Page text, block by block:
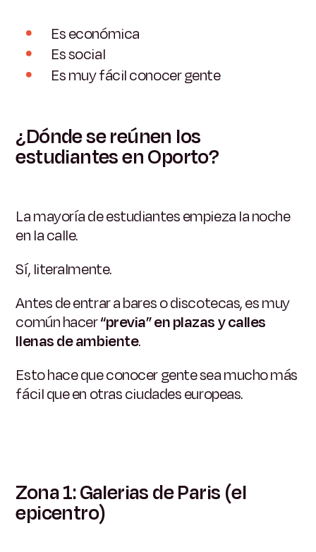
Es económica
Es social
Es muy fácil conocer gente
¿Dónde se reúnen los
estudiantes en Oporto?
La mayoría de estudiantes empieza la noche
en la calle.
Sí, literalmente.
Antes de entrar a bares o discotecas, es muy
común hacer“previa” en plazas y calles
llenas de ambiente.
Esto hace que conocer gente sea mucho más
fácil que en otras ciudades europeas.
Zona 1: Galerias de Paris (el
epicentro)